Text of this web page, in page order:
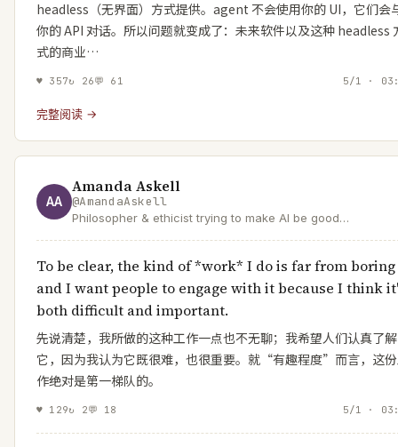
headless（无界面）方式提供。agent 不会使用你的 UI，它们会
你的 API 对话。所以问题就变成了：未来软件以及这种 headless
式的商业…
♥ 357↻ 26💬 61 5/1 ·
完整阅读 →
AA
Amanda Askell
@AmandaAskell
Philosopher & ethicist trying to make AI be good
To be clear, the kind of *work* I do is far from boring
and I want people to engage with it because I think
both difficult and important.
先说清楚，我所做的这种工作一点也不无聊；我希望人们认真了解
它，因为我认为它既很难，也很重要。就“有趣程度”而言，这
作绝对是第一梯队的。
♥ 129↻ 2💬 18 5/1 ·